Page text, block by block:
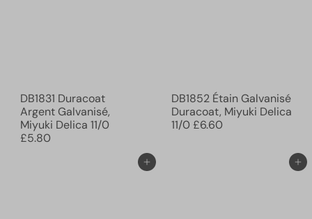
DB1831 Duracoat
Argent Galvanisé,
Miyuki Delica 11/0
£5.80
DB1852 Étain Galvanisé
Duracoat, Miyuki Delica
11/0£6.60
Ajouter au panier Ajouter au panier